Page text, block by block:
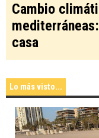
Cambio
casa
Lo más visto...